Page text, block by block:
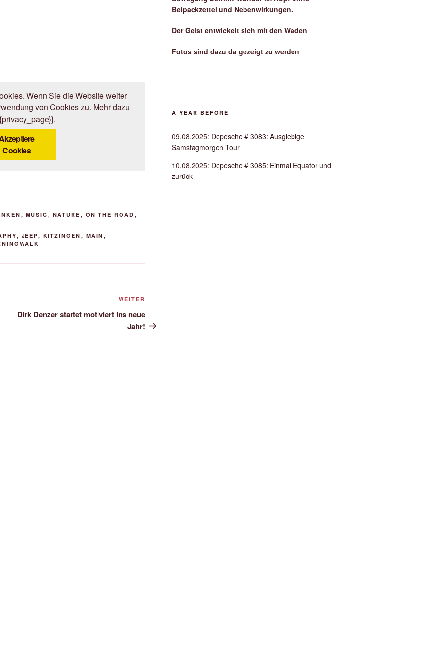
Wenn Sie die Website weiter
von Cookies zu. Mehr dazu
Cookies
, MUSIC , NATURE , ON THE ROAD ,
, JEEP, KITZINGEN , MAIN ,
Beitrag
WEITER
Dirk Denzer startet motiviert ins neue
Jahr!
Beipackzettel und Nebenwirkungen.
Der Geist entwickelt sich mit den Waden
Fotos sind dazu da gezeigt zu werden
A YEAR BEFORE
09.08.2025: Depesche # 3083: Ausgiebige
Samstagmorgen Tour
10.08.2025: Depesche # 3085: Einmal Equator und
zurück